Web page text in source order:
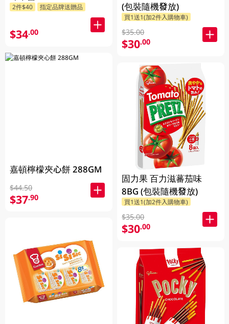
2件$40 指定品牌送贈品
$34.00
嘉頓檸檬夾心餅 288GM
$44.50
$37.90
(包裝隨機發放)
買1送1(加2件入購物車)
$35.00
$30.00
固力果 百力滋蕃茄味
8BG (包裝隨機發放)
買1送1(加2件入購物車)
$35.00
$30.00